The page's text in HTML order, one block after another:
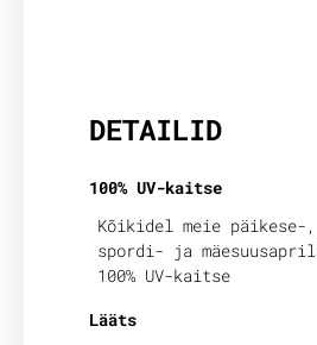
DETAILID
100% UV-kaitse
Kõikidel meie päikese-
spordi- ja
100% UV-kaitse
Lääts